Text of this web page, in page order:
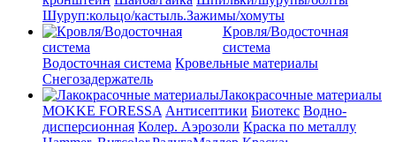
Шуруп:кольцо/кастыль.Зажимы/хомуты
Кровля/Водосточная
система
Водосточная система Кровельные материалы
Снегозадержатель
Лакокрасочные материалы
MOKKE FORESSA Антисептики Биотекс Водно-
дисперсионная Колер. Аэрозоли Краска по металлу